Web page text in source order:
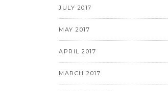
JULY 2017
MAY 2017
APRIL 2017
MARCH 2017